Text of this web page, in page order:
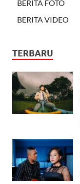
BERITA FOTO
BERITA VIDEO
TERBARU